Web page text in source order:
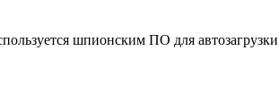
шпионским ПО для